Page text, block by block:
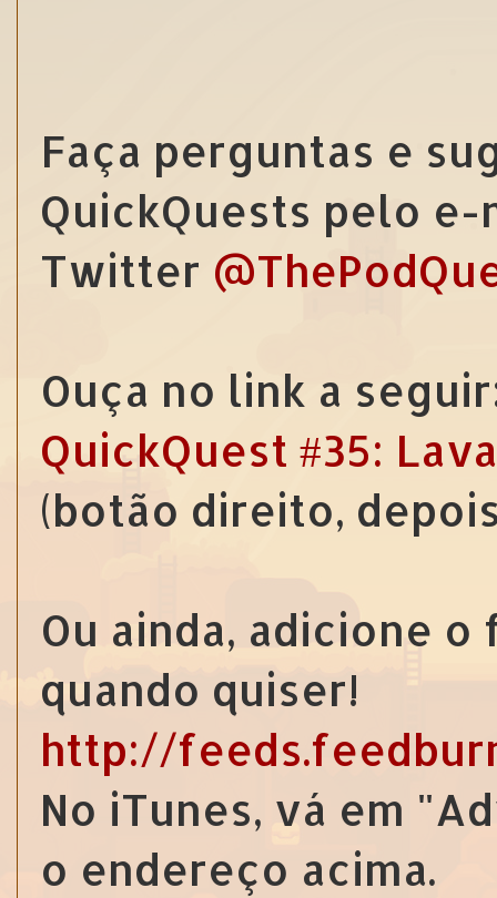
Faça perguntas e
QuickQuests pelo
Twitter
Ouça no link a
QuickQuest #35:
(botão direito,
Ou ainda, adicione
quando quiser!
http://
No iTunes, vá em
o endereço acima.